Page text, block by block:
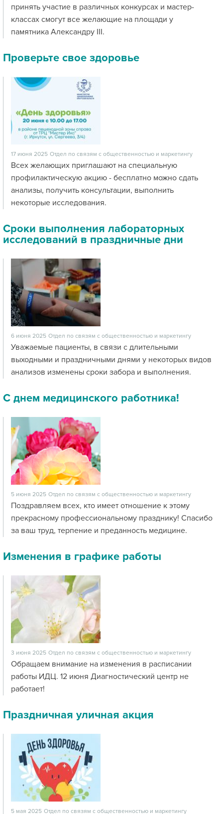
принять участие в различных конкурсах и мастер-
классах смогут все желающие на площади у
памятника Александру III.
Проверьте свое здоровье
17 июня 2025 Отдел по связям с общественностью и маркетингу
Всех желающих приглашают на специальную
профилактическую акцию - бесплатно можно сдать
анализы, получить консультации, выполнить
некоторые исследования.
Сроки выполнения лабораторных
исследований в праздничные дни
6 июня 2025 Отдел по связям с общественностью и маркетингу
Уважаемые пациенты, в связи с длительными
выходными и праздничными днями у некоторых видов
анализов изменены сроки забора и выполнения.
С днем медицинского работника!
5 июня 2025 Отдел по связям с общественностью и маркетингу
Поздравляем всех, кто имеет отношение к этому
прекрасному профессиональному празднику! Спасибо
за ваш труд, терпение и преданность медицине.
Изменения в графике работы
3 июня 2025 Отдел по связям с общественностью и маркетингу
Обращаем внимание на изменения в расписании
работы ИДЦ. 12 июня Диагностический центр не
работает!
Праздничная уличная акция
5 мая 2025 Отдел по связям с общественностью и маркетингу